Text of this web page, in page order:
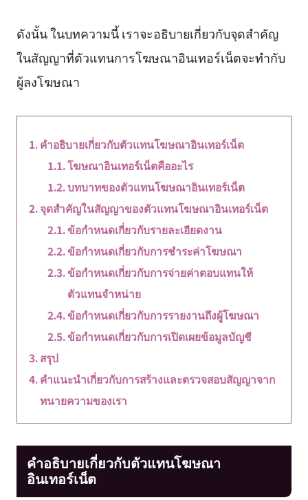
ดังนั้น ในบทความนี้ เราจะอธิบายเกี่ยวกับจุดสำคัญ
ในสัญญาที่ตัวแทนการโฆษณาอินเทอร์เน็ตจะทำกับ
ผู้ลงโฆษณา
คำอธิบายเกี่ยวกับตัวแทนโฆษณาอินเทอร์เน็ต
โฆษณาอินเทอร์เน็ตคืออะไร
บทบาทของตัวแทนโฆษณาอินเทอร์เน็ต
จุดสำคัญในสัญญาของตัวแทนโฆษณาอินเทอร์เน็ต
ข้อกำหนดเกี่ยวกับรายละเอียดงาน
ข้อกำหนดเกี่ยวกับการชำระค่าโฆษณา
ข้อกำหนดเกี่ยวกับการจ่ายค่าตอบแทนให้
ตัวแทนจำหน่าย
ข้อกำหนดเกี่ยวกับการรายงานถึงผู้โฆษณา
ข้อกำหนดเกี่ยวกับการเปิดเผยข้อมูลบัญชี
สรุป
คำแนะนำเกี่ยวกับการสร้างและตรวจสอบสัญญาจาก
ทนายความของเรา
คำอธิบายเกี่ยวกับตัวแทนโฆษณา
อินเทอร์เน็ต